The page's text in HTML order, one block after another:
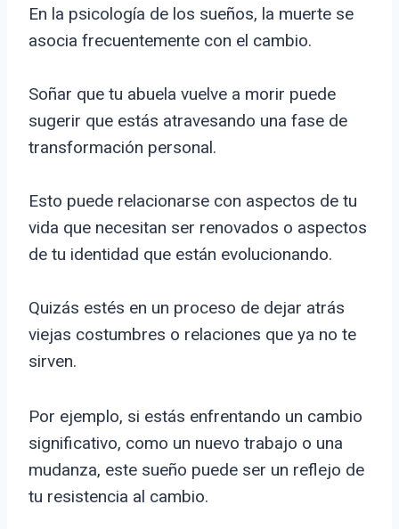
En la psicología de los sueños, la muerte se
asocia frecuentemente con el cambio.
Soñar que tu abuela vuelve a morir puede
sugerir que estás atravesando una fase de
transformación personal.
Esto puede relacionarse con aspectos de tu
vida que necesitan ser renovados o aspectos
de tu identidad que están evolucionando.
Quizás estés en un proceso de dejar atrás
viejas costumbres o relaciones que ya no te
sirven.
Por ejemplo, si estás enfrentando un cambio
significativo, como un nuevo trabajo o una
mudanza, este sueño puede ser un reflejo de
tu resistencia al cambio.